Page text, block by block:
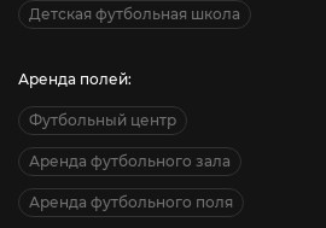
Детская футбольная школа
Аренда полей:
Футбольный центр
Аренда футбольного зала
Аренда футбольного поля